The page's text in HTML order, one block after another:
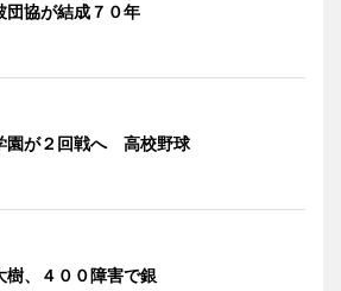
団協が結成７０年
園が２回戦へ 高校野球
樹、４００障害で銀